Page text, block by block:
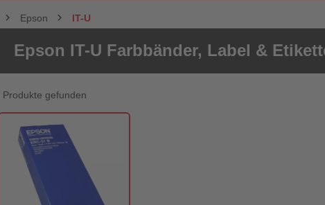
Epson IT-U
Epson IT-U Farbbänder, Label &
Produkte gefunden